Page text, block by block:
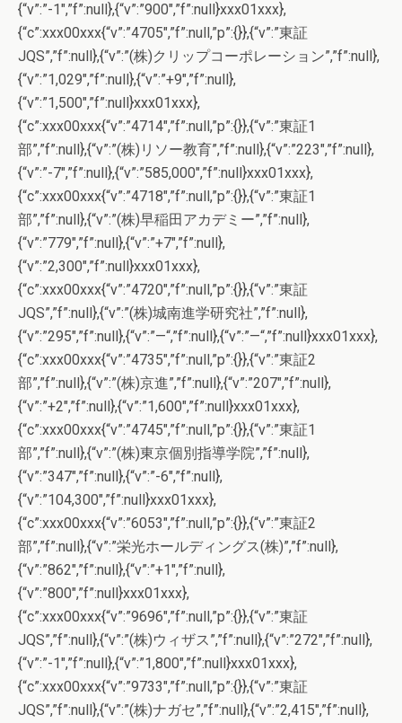
{“v”:”-1″,”f”:null},{“v”:”900″,”f”:null}xxx01xxx},
{“c”:xxx00xxx{“v”:”4705″,”f”:null,”p”:{}},{“v”:”東証
JQS”,”f”:null},{“v”:”(株)クリップコーポレーション”,”f”:null},
{“v”:”1,029″,”f”:null},{“v”:”+9″,”f”:null},
{“v”:”1,500″,”f”:null}xxx01xxx},
{“c”:xxx00xxx{“v”:”4714″,”f”:null,”p”:{}},{“v”:”東証1
部”,”f”:null},{“v”:”(株)リソー教育”,”f”:null},{“v”:”223″,”f”:null},
{“v”:”-7″,”f”:null},{“v”:”585,000″,”f”:null}xxx01xxx},
{“c”:xxx00xxx{“v”:”4718″,”f”:null,”p”:{}},{“v”:”東証1
部”,”f”:null},{“v”:”(株)早稲田アカデミー”,”f”:null},
{“v”:”779″,”f”:null},{“v”:”+7″,”f”:null},
{“v”:”2,300″,”f”:null}xxx01xxx},
{“c”:xxx00xxx{“v”:”4720″,”f”:null,”p”:{}},{“v”:”東証
JQS”,”f”:null},{“v”:”(株)城南進学研究社”,”f”:null},
{“v”:”295″,”f”:null},{“v”:”—“,”f”:null},{“v”:”—“,”f”:null}xxx01xxx},
{“c”:xxx00xxx{“v”:”4735″,”f”:null,”p”:{}},{“v”:”東証2
部”,”f”:null},{“v”:”(株)京進”,”f”:null},{“v”:”207″,”f”:null},
{“v”:”+2″,”f”:null},{“v”:”1,600″,”f”:null}xxx01xxx},
{“c”:xxx00xxx{“v”:”4745″,”f”:null,”p”:{}},{“v”:”東証1
部”,”f”:null},{“v”:”(株)東京個別指導学院”,”f”:null},
{“v”:”347″,”f”:null},{“v”:”-6″,”f”:null},
{“v”:”104,300″,”f”:null}xxx01xxx},
{“c”:xxx00xxx{“v”:”6053″,”f”:null,”p”:{}},{“v”:”東証2
部”,”f”:null},{“v”:”栄光ホールディングス(株)”,”f”:null},
{“v”:”862″,”f”:null},{“v”:”+1″,”f”:null},
{“v”:”800″,”f”:null}xxx01xxx},
{“c”:xxx00xxx{“v”:”9696″,”f”:null,”p”:{}},{“v”:”東証
JQS”,”f”:null},{“v”:”(株)ウィザス”,”f”:null},{“v”:”272″,”f”:null},
{“v”:”-1″,”f”:null},{“v”:”1,800″,”f”:null}xxx01xxx},
{“c”:xxx00xxx{“v”:”9733″,”f”:null,”p”:{}},{“v”:”東証
JQS”,”f”:null},{“v”:”(株)ナガセ”,”f”:null},{“v”:”2,415″,”f”:null},